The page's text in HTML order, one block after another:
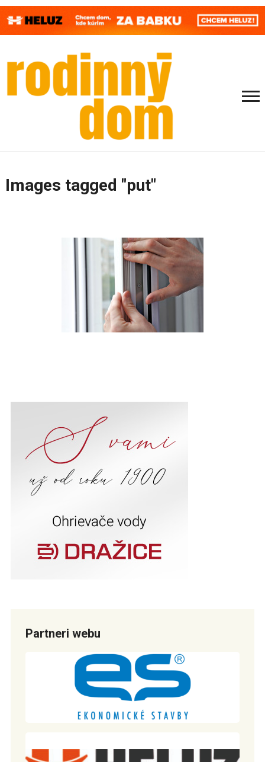
Images tagged "put"
Partneri webu